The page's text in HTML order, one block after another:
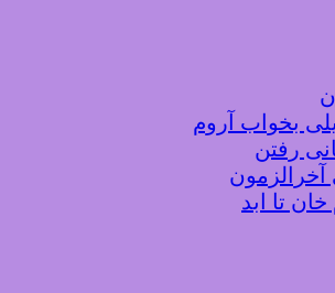
بخواب آروم
رفتن
آخرالزمون
تا ابد